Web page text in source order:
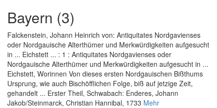
Bayern (3)
Falckenstein, Johann Heinrich von: Antiquitates Nordgavienses
oder Nordgauische Alterthümer und Merkwürdigkeiten aufgesucht
in ... Eichstett ... : 1 : Antiquitates Nordgavienses oder
Nordgauische Alterthümer und Merkwürdigkeiten aufgesucht in ...
Eichstett, Worinnen Von dieses ersten Nordgauischen Bißthums
Ursprung, wie auch Bischöfflichen Folge, biß auf jetzige Zeit,
gehandelt ... Erster Theil, Schwabach: Enderes, Johann
Jakob/Steinmarck, Christian Hannibal, 1733 Mehr